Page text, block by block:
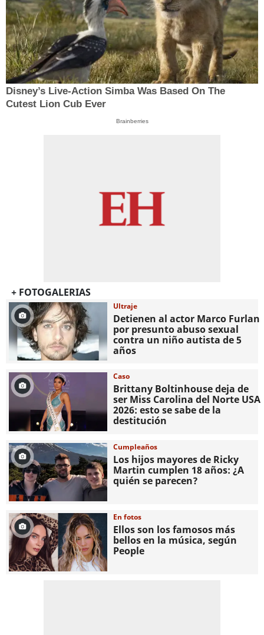
Disney’s Live-Action Simba Was Based On The
Cutest Lion Cub Ever
Brainberries
+ FOTOGALERIAS
Ultraje
Detienen al actor Marco Furlan
por presunto abuso sexual
contra un niño autista de 5
años
Caso
Brittany Boltinhouse deja de
ser Miss Carolina del Norte USA
2026: esto se sabe de la
destitución
Cumpleaños
Los hijos mayores de Ricky
Martin cumplen 18 años: ¿A
quién se parecen?
En fotos
Ellos son los famosos más
bellos en la música, según
People